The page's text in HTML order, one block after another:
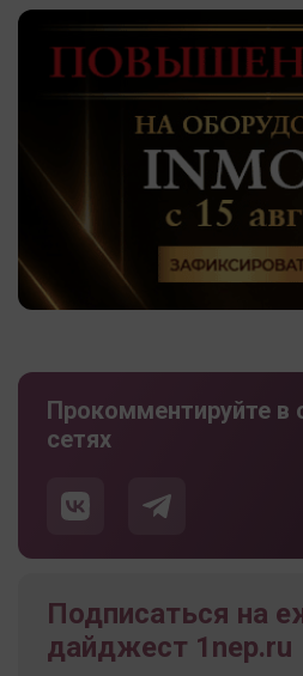
Прокомментируйте в
сетях
Подписаться на
дайджест 1nep.ru